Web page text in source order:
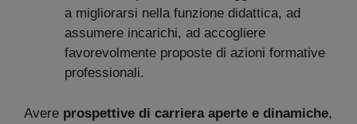
a migliorarsi nella funzione didattica, ad
assumere incarichi, ad accogliere
favorevolmente proposte di azioni formative
professionali.
Avere prospettive di carriera aperte e dinamiche,